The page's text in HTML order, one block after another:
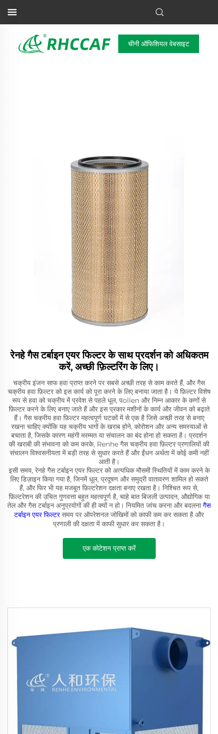
चीनी ऑफिशियल वेबसाइट
रेनहे गैस टर्बाइन एयर फिल्टर के साथ प्रदर्शन को अधिकतम
करें, अच्छी फ़िल्टरिंग के लिए।
चक्रीय इंजन साफ हवा प्राप्त करने पर सबसे अच्छी तरह से काम करते हैं, और गैस
चक्रीय हवा फ़िल्टर को इस कार्य को पूरा करने के लिए बनाया जाता है। ये फ़िल्टर विशेष
रूप से हवा को चक्रीय में प्रवेश से पहले धूल, पollen और निम्न आकार के कणों से
फ़िल्टर करने के लिए बनाए जाते हैं और इस प्रकार मशीनों के कार्य और जीवन को बढ़ाते
हैं। गैस चक्रीय हवा फ़िल्टर महत्वपूर्ण घटकों में से एक है जिसे अच्छी तरह से बनाए
रखना चाहिए क्योंकि यह चक्रीय भागों के खराब होने, कोरोशन और अन्य समस्याओं से
बचाता है, जिसके कारण महंगी मरम्मत या संचालन का बंद होना हो सकता है। प्रदर्शन
की खराबी की संभावना को कम करके, Renhe गैस चक्रीय हवा फ़िल्टर प्रणालियों की
संचालन विश्वसनीयता में बड़ी तरह से सुधार करते हैं और ईंधन अर्थता में कोई कमी नहीं
आती है।
इसी समय, रेनहे गैस टर्बाइन एयर फिल्टर को अत्यधिक मौसमी स्थितियों में काम करने के
लिए डिज़ाइन किया गया है, जिनमें धूल, प्रदूषण और समुद्री वातावरण शामिल हो सकते
हैं, और फिर भी यह मजबूत फ़िल्टरेशन दक्षता बनाए रखता है। निश्चित रूप से,
फ़िल्टरेशन की उचित गुणवत्ता बहुत महत्वपूर्ण है, चाहे बात बिजली उत्पादन, औद्योगिक या
तेल और गैस टर्बाइन अनुप्रयोगों की ही क्यों न हो। नियमित जांच करना और बदलनागैस
टर्बाइन एयर फिल्टरसमय पर ऑपरेशनल जोखिमों को काफी कम कर सकता है और
प्रणाली की दक्षता में काफी सुधार कर सकता है।
एक कोटेशन प्राप्त करें